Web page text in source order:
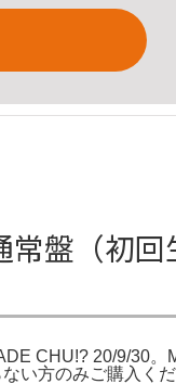
常盤（初
CHU!? 20/9/30
い方のみご購入く